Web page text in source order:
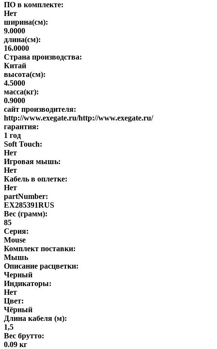
ПО в комплекте:
Нет
ширина(см):
9.0000
длина(см):
16.0000
Страна производства:
Китай
высота(см):
4.5000
масса(кг):
0.9000
сайт производителя:
http://www.exegate.ru/http://www.exegate.ru/
гарантия:
1 год
Soft Touch:
Нет
Игровая мышь:
Нет
Кабель в оплетке:
Нет
partNumber:
EX285391RUS
Вес (грамм):
85
Серия:
Mouse
Комплект поставки:
Мышь
Описание расцветки:
Черный
Индикаторы:
Нет
Цвет:
Чёрный
Длина кабеля (м):
1,5
Вес брутто:
0.09 кг